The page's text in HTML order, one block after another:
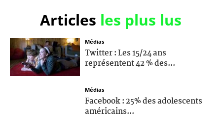
Articles les plus lus
Médias
Twitter : Les 15/24 ans
représentent 42 % des...
Médias
Facebook : 25% des adolescents
américains...